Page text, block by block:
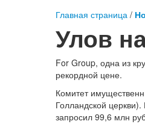
Главная страница /
Улов
For Group, одна из
рекордной цене.
Комитет
Голландской
запросил 99,6 млн